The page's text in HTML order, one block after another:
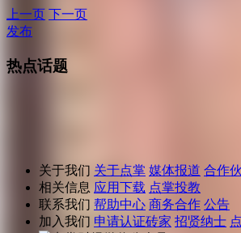
上一页 下一页
发布
热点话题
关于我们 关于点掌 媒体报道 合作
相关信息 应用下载 点掌投教
联系我们 帮助中心 商务合作 公告
加入我们 申请认证砖家 招贤纳士